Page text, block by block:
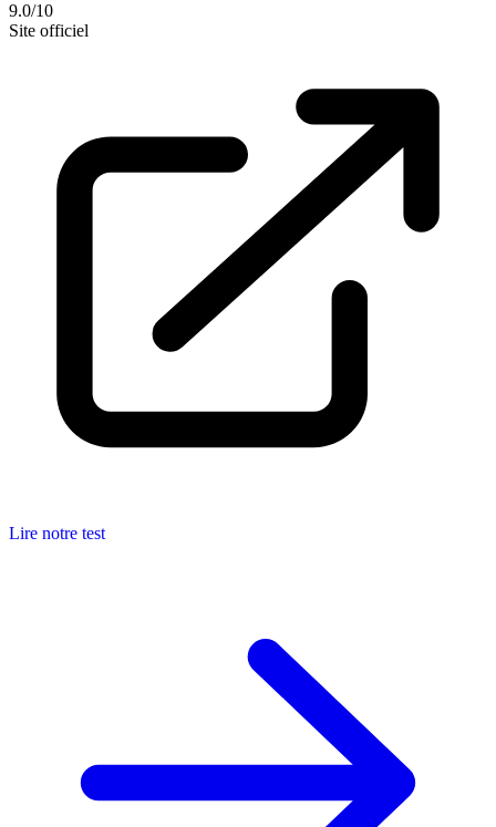
9.0/10
Site officiel
Lire notre test